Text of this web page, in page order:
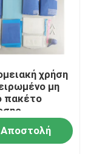
χρήση
μη
πακέτο
Κιτ
Αποστολή